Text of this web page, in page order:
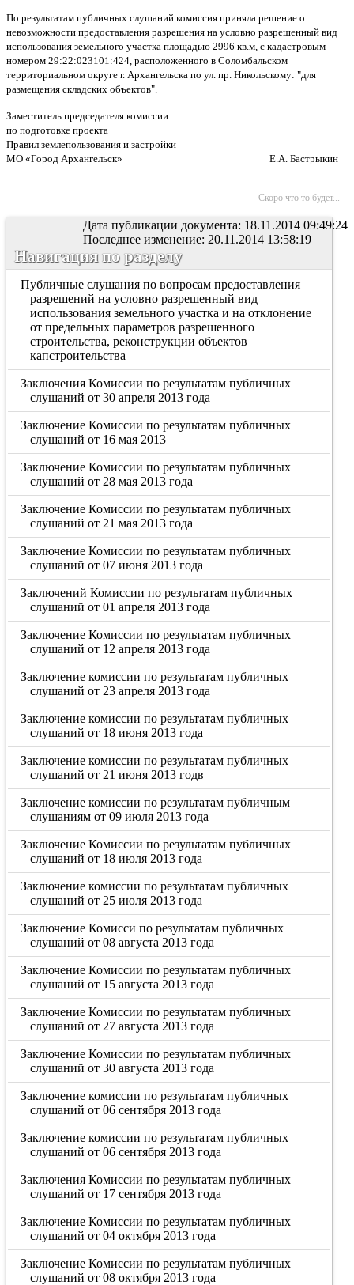
По результатам публичных слушаний комиссия приняла решение о
невозможности предоставления разрешения на условно разрешенный вид
использования земельного участка площадью 2996 кв.м, с кадастровым
номером 29:22:023101:424, расположенного в Соломбальском
территориальном округе г. Архангельска по ул. пр. Никольскому: "для
размещения складских объектов".
Заместитель председателя комиссии
по подготовке проекта
Правил землепользования и застройки
МО «Город Архангельск» Е.А. Бастрыкин
Скоро что то будет...
Дата публикации документа: 18.11.2014 09:49:24
Последнее изменение: 20.11.2014 13:58:19
Навигация по разделу
Публичные слушания по вопросам предоставления
разрешений на условно разрешенный вид
использования земельного участка и на отклонение
от предельных параметров разрешенного
строительства, реконструкции объектов
капстроительства
Заключения Комиссии по результатам публичных
слушаний от 30 апреля 2013 года
Заключение Комиссии по результатам публичных
слушаний от 16 мая 2013
Заключение Комиссии по результатам публичных
слушаний от 28 мая 2013 года
Заключение Комиссии по результатам публичных
слушаний от 21 мая 2013 года
Заключение Комиссии по результатам публичных
слушаний от 07 июня 2013 года
Заключений Комиссии по результатам публичных
слушаний от 01 апреля 2013 года
Заключение Комиссии по результатам публичных
слушаний от 12 апреля 2013 года
Заключение комиссии по результатам публичных
слушаний от 23 апреля 2013 года
Заключение комиссии по результатам публичных
слушаний от 18 июня 2013 года
Заключение комиссии по результатам публичных
слушаний от 21 июня 2013 годв
Заключение комиссии по результатам публичным
слушаниям от 09 июля 2013 года
Заключение Комиссии по результатам публичных
слушаний от 18 июля 2013 года
Заключение комиссии по результатам публичных
слушаний от 25 июля 2013 года
Заключение Комисси по результатам публичных
слушаний от 08 августа 2013 года
Заключение Комиссии по результатам публичных
слушаний от 15 августа 2013 года
Заключение Комиссии по результатам публичных
слушаний от 27 августа 2013 года
Заключение Комиссии по результатам публичных
слушаний от 30 августа 2013 года
Заключение комиссии по результатам публичных
слушаний от 06 сентября 2013 года
Заключение комиссии по результатам публичных
слушаний от 06 сентября 2013 года
Заключения Комиссии по результатам публичных
слушаний от 17 сентября 2013 года
Заключение Комиссии по результатам публичных
слушаний от 04 октября 2013 года
Заключение Комиссии по результатам публичных
слушаний от 08 октября 2013 года